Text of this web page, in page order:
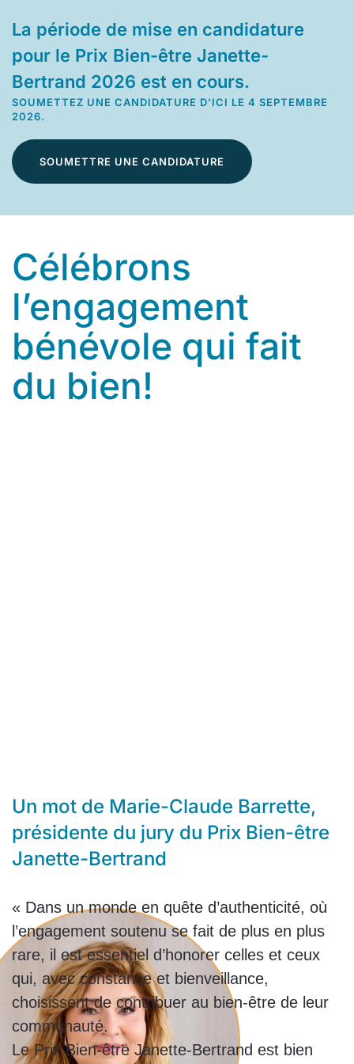
La période de mise en candidature
pour le Prix Bien-être Janette-
Bertrand 2026 est en cours.
SOUMETTEZ UNE CANDIDATURE D’ICI LE 4 SEPTEMBRE
2026.
SOUMETTRE UNE CANDIDATURE
Célébrons
l’engagement
bénévole qui fait
du bien!
Un mot de Marie-Claude Barrette,
présidente du jury du Prix Bien-être
Janette-Bertrand
« Dans un monde en quête d’authenticité, où
l’engagement soutenu se fait de plus en plus
rare, il est essentiel d’honorer celles et ceux
qui, avec constance et bienveillance,
choisissent de contribuer au bien-être de leur
communauté.
Le Prix Bien-être Janette-Bertrand est bien